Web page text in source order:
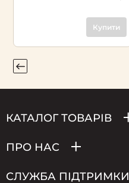
Купити
КАТАЛОГ ТОВАРІВ
ПРО НАС
СЛУЖБА ПІДТРИМКИ